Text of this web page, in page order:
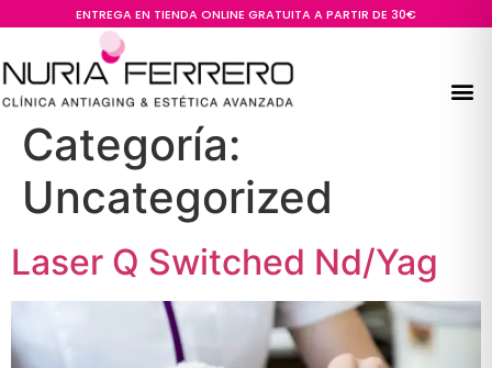
ENTREGA EN TIENDA ONLINE GRATUITA A PARTIR DE 30€
Categoría:
Uncategorized
Laser Q Switched Nd/Yag